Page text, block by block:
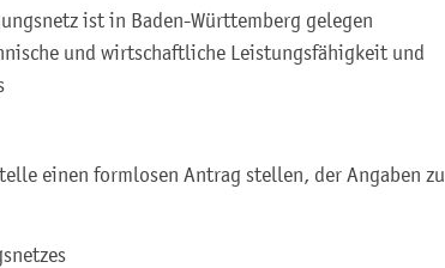
ist in Baden-Württemberg gelegen
und wirtschaftliche Leistungsfähigkeit und
einen formlosen Antrag stellen, der Angaben zu